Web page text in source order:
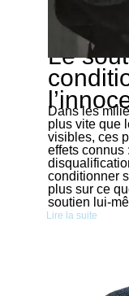
05/04/2026
Le
Dans les
plus vite que
visibles, ces
effets connus
conditionner
plus sur ce
soutien lui-
Lire la suite